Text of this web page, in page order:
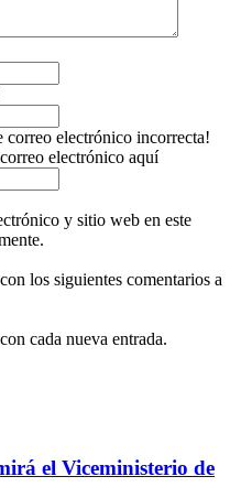
correo electrónico incorrecta!
electrónico aquí
y sitio web en este
los siguientes comentarios a
cada nueva entrada.
el Viceministerio de